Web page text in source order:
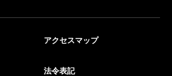
アクセスマップ
法令表記